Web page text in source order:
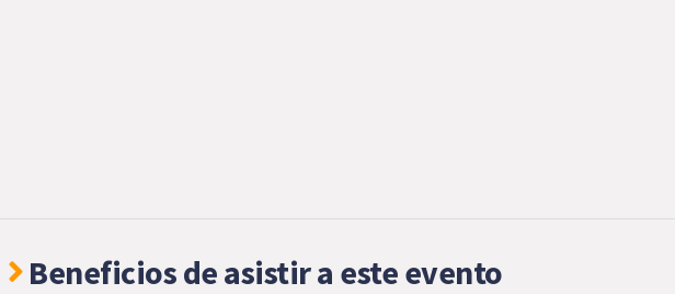
Beneficios de asistir a este evento